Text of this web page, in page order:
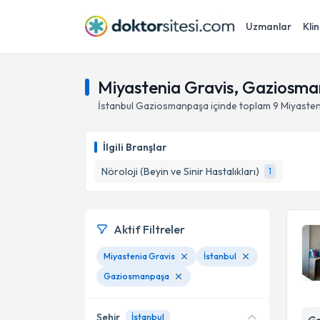
Uzmanlar
Miyastenia Gravis,
İstanbul Gaziosmanpaşa içinde toplam 9
İlgili Branşlar
Nöroloji (Beyin ve Sinir Hastalıkları)
1
Aktif Filtreler
Miyastenia Gravis
İstanbul
Gaziosmanpaşa
Şehir İstanbul